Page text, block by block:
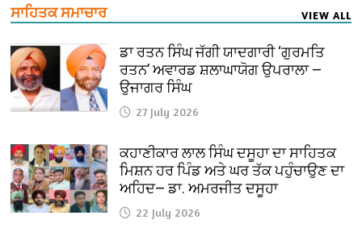
ਸਾਹਿਤਕ ਸਮਾਚਾਰ VIEW ALL
ਡਾ ਰਤਨ ਸਿੰਘ ਜੱਗੀ ਯਾਦਗਾਰੀ ‘ਗੁਰਮਤਿ
ਰਤਨ’ ਅਵਾਰਡ ਸ਼ਲਾਘਾਯੋਗ ਉਪਰਾਲਾ —
ਉਜਾਗਰ ਸਿੰਘ
27 July 2026
ਕਹਾਣੀਕਾਰ ਲਾਲ ਸਿੰਘ ਦਸੂਹਾ ਦਾ ਸਾਹਿਤਕ
ਮਿਸ਼ਨ ਹਰ ਪਿੰਡ ਅਤੇ ਘਰ ਤੱਕ ਪਹੁੰਚਾਉਣ ਦਾ
ਅਹਿਦ— ਡਾ. ਅਮਰਜੀਤ ਦਸੂਹਾ
22 July 2026